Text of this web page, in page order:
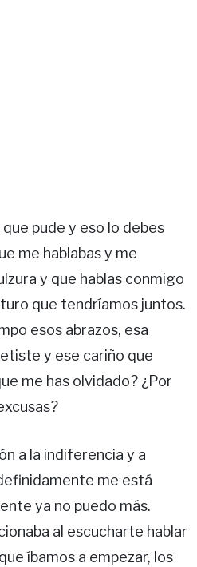
pude y eso lo debes
me hablabas y me
y que hablas conmigo
que tendríamos juntos.
esos abrazos, esa
y ese cariño que
me has olvidado? ¿Por
a la indiferencia y a
me está
ya no puedo más.
al escucharte hablar
íbamos a empezar, los